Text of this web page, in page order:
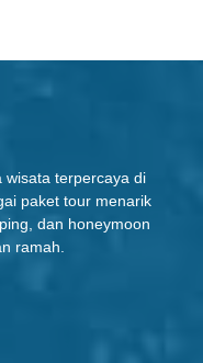
wisata terpercaya di
paket tour menarik
dan honeymoon
ramah.